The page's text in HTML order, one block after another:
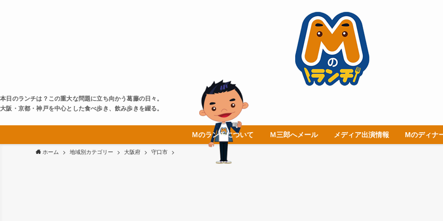
本日のランチは？この重大な問題に立ち向かう葛藤の日々。
大阪・京都・神戸を中心とした食べ歩き、飲み歩きを綴る。
Ｍのランチについて Ｍ三郎へメール メディア出演情報 Mのディナ
ホーム 地域別カテゴリー 大阪府 守口市